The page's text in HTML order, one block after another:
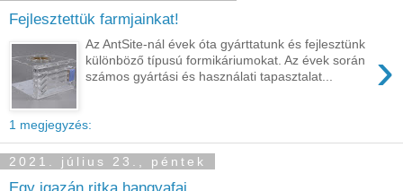
Fejlesztettük farmjainkat!
›
Az AntSite-nál évek óta gyárttatunk és fejlesztünk
különböző típusú formikáriumokat. Az évek során
számos gyártási és használati tapasztalat...
1 megjegyzés:
2021. július 23., péntek
Egy igazán ritka hangyafaj